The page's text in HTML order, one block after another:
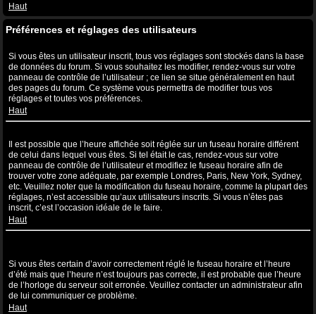
Haut
Préférences et réglages des utilisateurs
Si vous êtes un utilisateur inscrit, tous vos réglages sont stockés dans la base
de données du forum. Si vous souhaitez les modifier, rendez-vous sur votre
panneau de contrôle de l’utilisateur ; ce lien se situe généralement en haut
des pages du forum. Ce système vous permettra de modifier tous vos
réglages et toutes vos préférences.
Haut
Il est possible que l’heure affichée soit réglée sur un fuseau horaire différent
de celui dans lequel vous êtes. Si tel était le cas, rendez-vous sur votre
panneau de contrôle de l’utilisateur et modifiez le fuseau horaire afin de
trouver votre zone adéquate, par exemple Londres, Paris, New York, Sydney,
etc. Veuillez noter que la modification du fuseau horaire, comme la plupart des
réglages, n’est accessible qu’aux utilisateurs inscrits. Si vous n’êtes pas
inscrit, c’est l’occasion idéale de le faire.
Haut
Si vous êtes certain d’avoir correctement réglé le fuseau horaire et l’heure
d’été mais que l’heure n’est toujours pas correcte, il est probable que l’heure
de l’horloge du serveur soit erronée. Veuillez contacter un administrateur afin
de lui communiquer ce problème.
Haut